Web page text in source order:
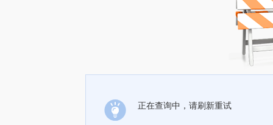
正在查询中，请刷新重试